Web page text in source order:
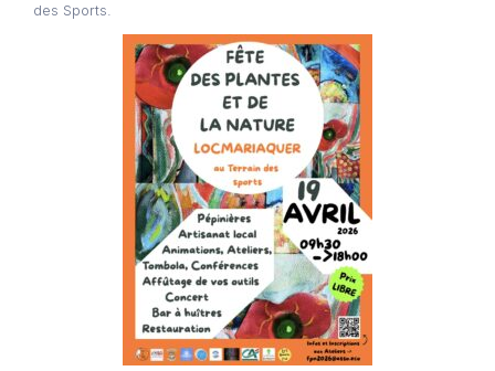
des Sports.